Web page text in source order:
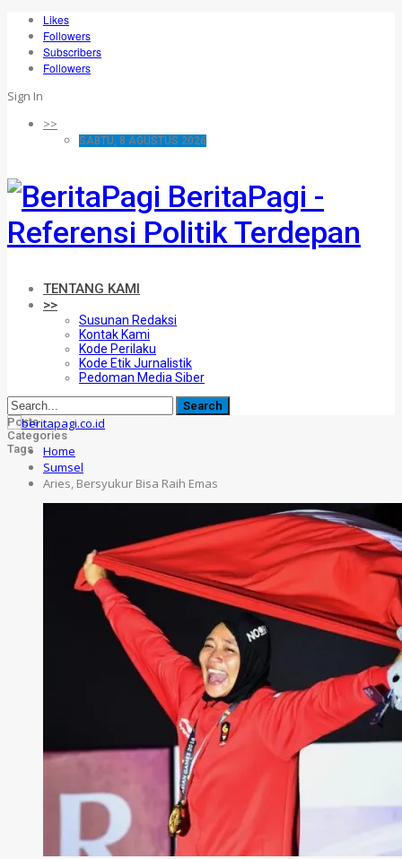
Likes
Followers
Subscribers
Followers
Sign In
>>
SABTU, 8 AGUSTUS 2026
BeritaPagi -
Referensi Politik Terdepan
TENTANG KAMI
>>
Susunan Redaksi
Kontak Kami
Kode Perilaku
Kode Etik Jurnalistik
Pedoman Media Siber
Posts
Categories
Tags
Home
Sumsel
Aries, Bersyukur Bisa Raih Emas